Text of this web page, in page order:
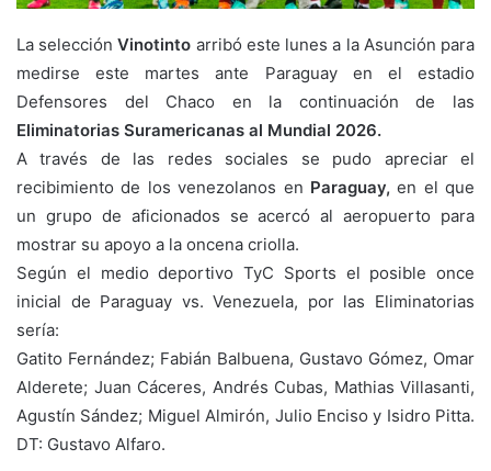
La selecciónVinotinto arribó este lunes a la Asunción para
medirse este martes ante Paraguay en el estadio
Defensores del Chaco en la continuación de las
Eliminatorias Suramericanas al Mundial 2026.
A través de las redes sociales se pudo apreciar el
recibimiento de los venezolanos en Paraguay, en el que
un grupo de aficionados se acercó al aeropuerto para
mostrar su apoyo a la oncena criolla.
Según el medio deportivo TyC Sports el posible once
inicial de Paraguay vs. Venezuela, por las Eliminatorias
sería:
Gatito Fernández; Fabián Balbuena, Gustavo Gómez, Omar
Alderete; Juan Cáceres, Andrés Cubas, Mathias Villasanti,
Agustín Sández; Miguel Almirón, Julio Enciso y Isidro Pitta.
DT: Gustavo Alfaro.